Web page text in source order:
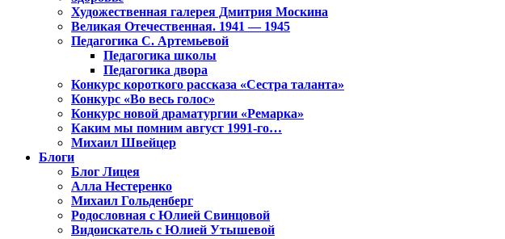
Художественная галерея Дмитрия Москина
Великая Отечественная. 1941 — 1945
Педагогика С. Артемьевой
Педагогика школы
Педагогика двора
Конкурс короткого рассказа «Сестра таланта»
Конкурс «Во весь голос»
Конкурс новой драматургии «Ремарка»
Каким мы помним август 1991-го…
Михаил Швейцер
Блоги
Блог Лицея
Алла Нестеренко
Михаил Гольденберг
Родословная с Юлией Свинцовой
Видоискатель с Юлией Утышевой